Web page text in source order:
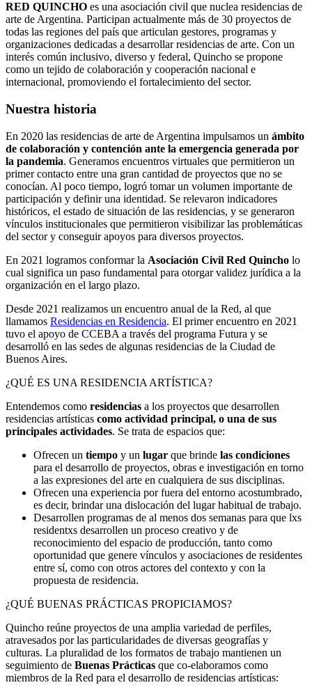
RED QUINCHO es una asociación civil que nuclea residencias de
arte de Argentina. Participan actualmente más de 30 proyectos de
todas las regiones del país que articulan gestores, programas y
organizaciones dedicadas a desarrollar residencias de arte. Con un
interés común inclusivo, diverso y federal, Quincho se propone
como un tejido de colaboración y cooperación nacional e
internacional, promoviendo el fortalecimiento del sector.
Nuestra historia
En 2020 las residencias de arte de Argentina impulsamos un ámbito
de colaboración y contención ante la emergencia generada por
la pandemia. Generamos encuentros virtuales que permitieron un
primer contacto entre una gran cantidad de proyectos que no se
conocían. Al poco tiempo, logró tomar un volumen importante de
participación y definir una identidad. Se relevaron indicadores
históricos, el estado de situación de las residencias, y se generaron
vínculos institucionales que permitieron visibilizar las problemáticas
del sector y conseguir apoyos para diversos proyectos.
En 2021 logramos conformar la Asociación Civil Red Quincho lo
cual significa un paso fundamental para otorgar validez jurídica a la
organización en el largo plazo.
Desde 2021 realizamos un encuentro anual de la Red, al que
llamamos Residencias en Residencia. El primer encuentro en 2021
tuvo el apoyo de CCEBA a través del programa Futura y se
desarrolló en las sedes de algunas residencias de la Ciudad de
Buenos Aires.
¿QUÉ ES UNA RESIDENCIA ARTÍSTICA?
Entendemos como residencias a los proyectos que desarrollen
residencias artísticas como actividad principal, o una de sus
principales actividades. Se trata de espacios que:
Ofrecen un tiempo y un lugar que brinde las condiciones
para el desarrollo de proyectos, obras e investigación en torno
a las expresiones del arte en cualquiera de sus disciplinas.
Ofrecen una experiencia por fuera del entorno acostumbrado,
es decir, brindar una dislocación del lugar habitual de trabajo.
Desarrollen programas de al menos dos semanas para que lxs
residentxs desarrollen un proceso creativo y de
reconocimiento del espacio de producción, tanto como
oportunidad que genere vínculos y asociaciones de residentes
entre sí, como con otros actores del contexto y con la
propuesta de residencia.
¿QUÉ BUENAS PRÁCTICAS PROPICIAMOS?
Quincho reúne proyectos de una amplia variedad de perfiles,
atravesados por las particularidades de diversas geografías y
culturas. La pluralidad de los formatos de trabajo mantienen un
seguimiento de Buenas Prácticas que co-elaboramos como
miembros de la Red para el desarrollo de residencias artísticas: